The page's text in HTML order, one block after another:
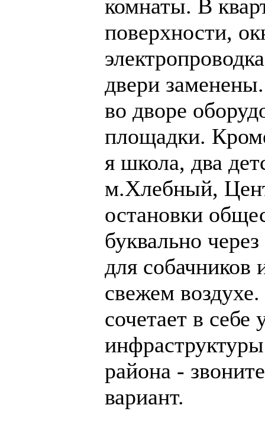
комнаты. В
поверхности,
двери
во дворе
площадки.
я школа, два
м.Хлебный,
остановки
буквально
для собачников
свежем
сочетает в себе
района -
вариант.